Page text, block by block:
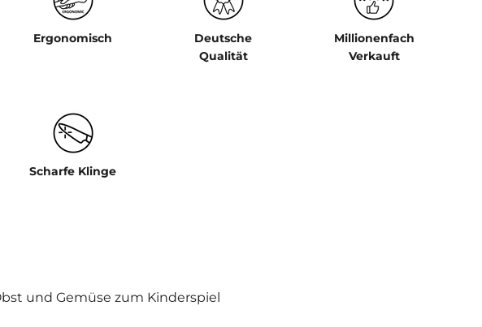
Ergonomisch
Deutsche
Qualität
Millionenfach
Verkauft
Scharfe Klinge
und Gemüse zum Kinderspiel